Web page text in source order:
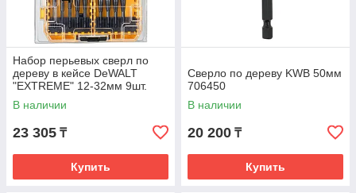
Набор перьевых сверл по
дереву в кейсе DeWALT
"EXTREME" 12-32мм 9шт.
DT70751-QZ
В наличии
23 305 ₸
Купить
Сверло по дереву KWB 50мм
706450
В наличии
20 200 ₸
Купить